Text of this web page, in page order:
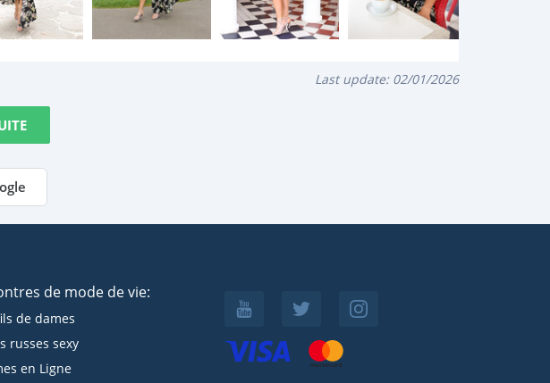
Last update: 02/01/2026
de mode de vie:
de dames
russes sexy
en Ligne